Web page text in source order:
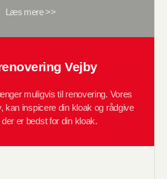
Læs mere >>
Vejby
muligvis til renovering. Vores
kan inspicere din kloak og rådgive
er bedst for din kloak.